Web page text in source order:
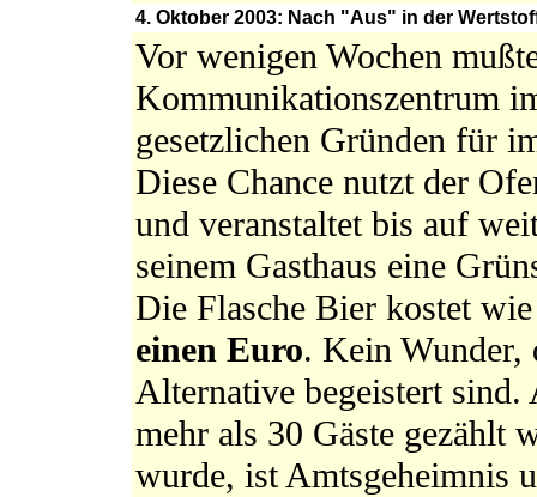
4. Oktober 2003: Nach "Aus" in der
Vor wenigen Wochen
Kommunikationszentrum
gesetzlichen Gründen für
Diese Chance nutzt der
und veranstaltet bis auf
seinem Gasthaus eine
Die Flasche Bier kostet
einen Euro. Kein Wunder,
Alternative begeistert sind.
mehr als 30 Gäste gezählt
wurde, ist Amtsgeheimnis